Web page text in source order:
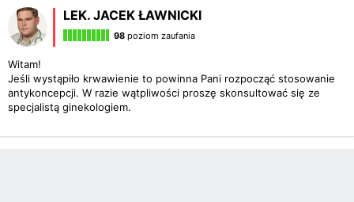
LEK. JACEK ŁAWNICKI
98 poziom zaufania
Witam!
Jeśli wystąpiło krwawienie to powinna Pani rozpocząć stosowanie
antykoncepcji. W razie wątpliwości proszę skonsultować się ze
specjalistą ginekologiem.